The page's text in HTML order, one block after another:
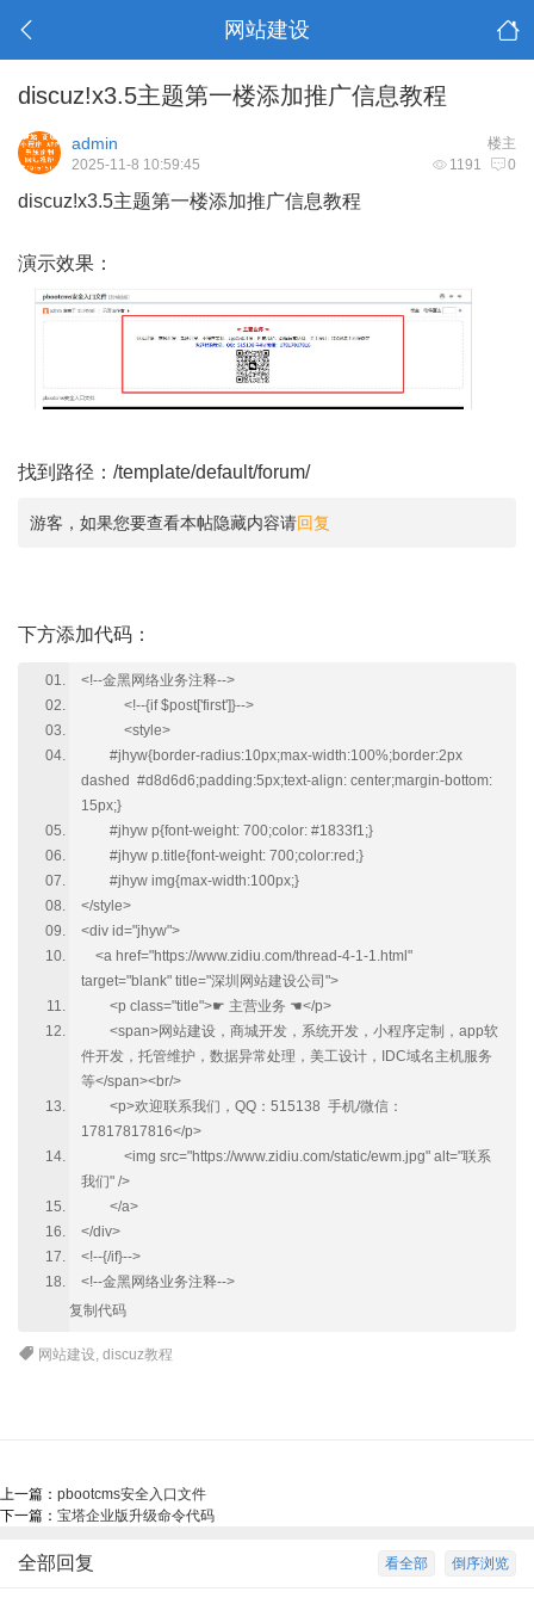
网站建设
discuz!x3.5主题第一楼添加推广信息教程
楼主
admin
1191 0
2025-11-8 10:59:45
discuz!x3.5主题第一楼添加推广信息教程
演示效果：
找到路径：/template/default/forum/
游客，如果您要查看本帖隐藏内容请回复
下方添加代码：
<!--金黑网络业务注释-->
<!--{if $post['first']}-->
<style>
#jhyw{border-radius:10px;max-width:100%;border:2px
dashed #d8d6d6;padding:5px;text-align: center;margin-bottom:
15px;}
#jhyw p{font-weight: 700;color: #1833f1;}
#jhyw p.title{font-weight: 700;color:red;}
#jhyw img{max-width:100px;}
</style>
<div id="jhyw">
<a href="https://www.zidiu.com/thread-4-1-1.html"
target="blank" title="深圳网站建设公司">
<p class="title">☛ 主营业务 ☚</p>
<span>网站建设，商城开发，系统开发，小程序定制，app软
件开发，托管维护，数据异常处理，美工设计，IDC域名主机服务
等</span><br/>
<p>欢迎联系我们，QQ：515138 手机/微信：
17817817816</p>
<img src="https://www.zidiu.com/static/ewm.jpg" alt="联系
我们" />
</a>
</div>
<!--{/if}-->
<!--金黑网络业务注释-->
复制代码
网站建设,discuz教程
上一篇： pbootcms安全入口文件
下一篇： 宝塔企业版升级命令代码
倒序浏览
看全部
全部回复